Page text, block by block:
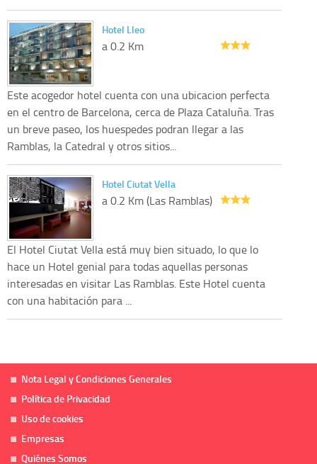
Hotel Lleo
a 0.2 Km
Este acogedor hotel cuenta con una ubicacion perfecta
en el centro de Barcelona, cerca de Plaza Cataluña. Tras
un breve paseo, los huespedes podran llegar a las
Ramblas, la Catedral y otros sitios...
Hotel Ciutat Vella
a 0.2 Km (Las Ramblas)
El Hotel Ciutat Vella está muy bien situado, lo que lo
hace un Hotel genial para todas aquellas personas
interesadas en visitar Las Ramblas. Este Hotel cuenta
con una habitación para ...
Nota Legal y Condiciones Generales
Política de Privacidad
Uso de cookies
Empresas
Quiénes Somos